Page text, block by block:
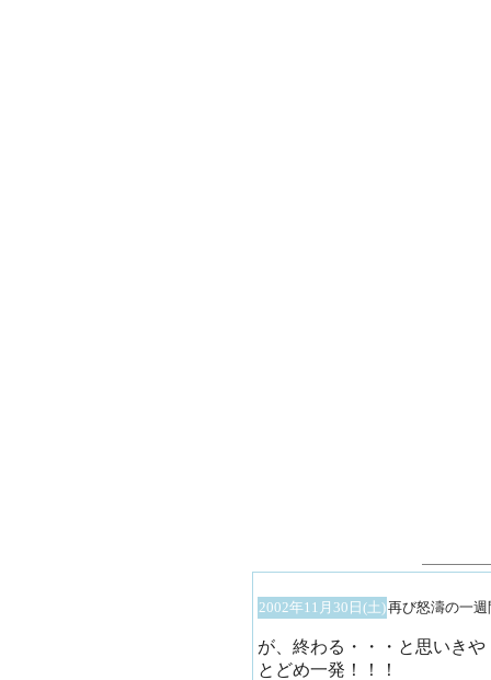
2002年11月30日(土)再び怒濤の一週
が、終わる・・・と思いきや
とどめ一発！！！